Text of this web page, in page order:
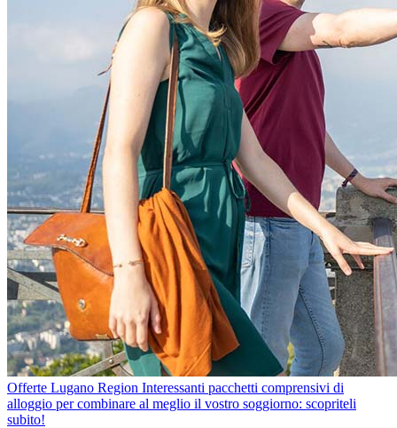
Offerte Lugano Region Interessanti pacchetti comprensivi di
alloggio per combinare al meglio il vostro soggiorno: scopriteli
subito!